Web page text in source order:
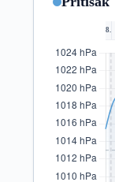
8.